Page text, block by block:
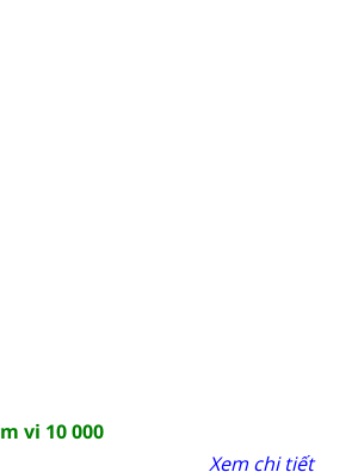
vi 10 000
Xem chi tiết